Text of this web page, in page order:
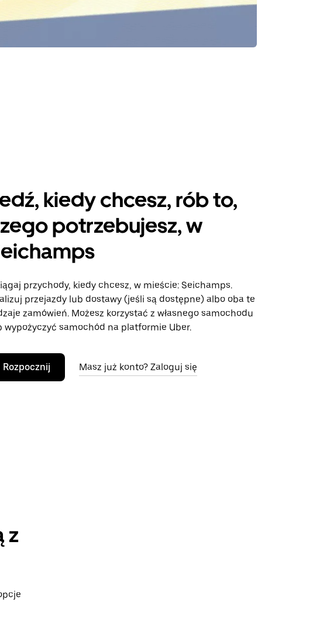
kiedy chcesz, rób to,
potrzebujesz, w
przychody, kiedy chcesz, w mieście: Seichamps.
przejazdy lub dostawy (jeśli są dostępne) albo oba te
zamówień. Możesz korzystać z własnego samochodu
wypożyczyć samochód na platformie Uber.
Rozpocznij Masz już konto? Zaloguj się
z